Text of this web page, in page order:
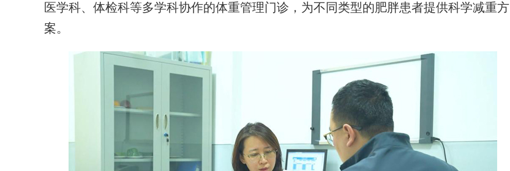
医学科、体检科等多学科协作的体重管理门诊，为不同类型的肥胖患者提供科学减重方
案。